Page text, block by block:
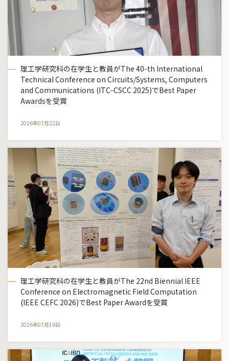
理工学研究科の在学生と教員がThe 40-th International
Technical Conference on Circuits/Systems, Computers
and Communications (ITC-CSCC 2025)でBest Paper
Awardsを受賞
2026年07月22日
理工学研究科の在学生と教員がThe 22nd Biennial IEEE
Conference on Electromagnetic Field Computation
(IEEE CEFC 2026)でBest Paper Awardを受賞
2026年07月16日